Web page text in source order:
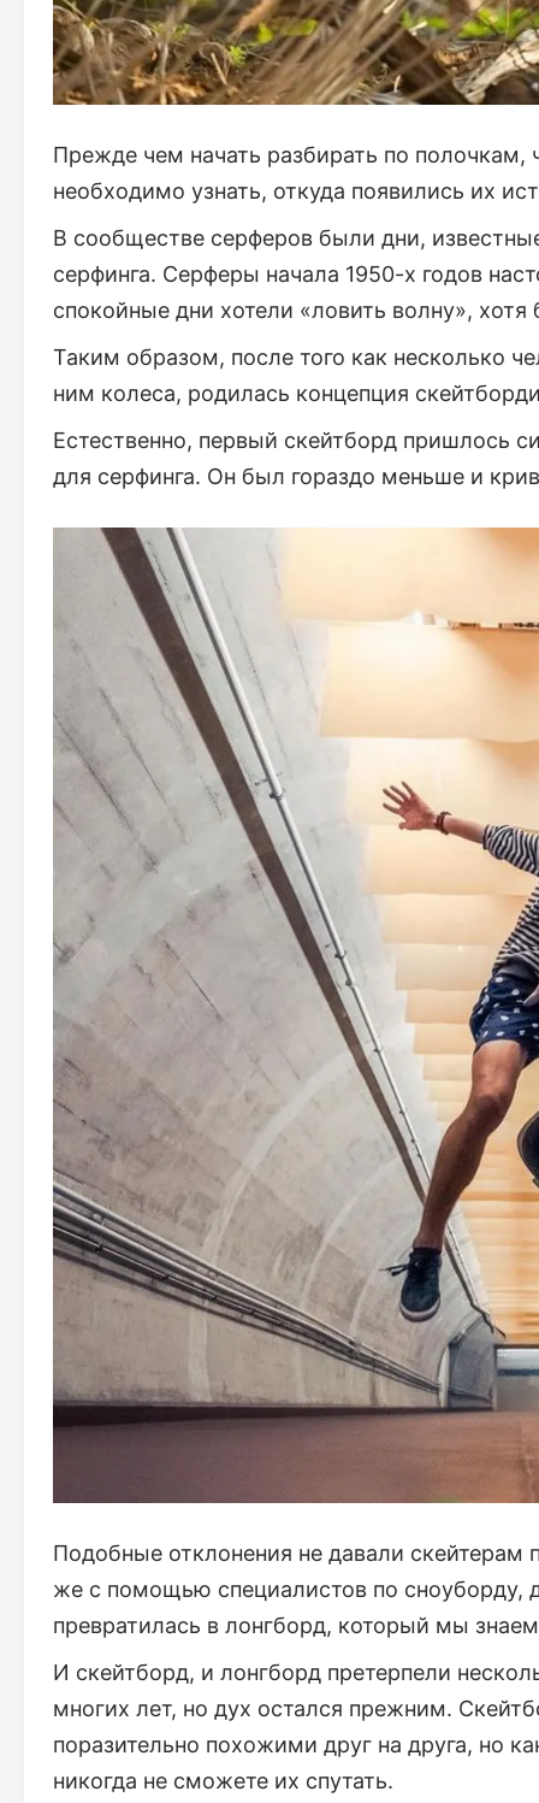
Прежде чем начать разбирать по полочкам,
необходимо узнать, откуда появились их
В сообществе серферов были дни,
серфинга. Серферы начала 1950-х годов
спокойные дни хотели «ловить волну»,
Таким образом, после того как несколько
ним колеса, родилась концепция
Естественно, первый скейтборд пришлось
для серфинга. Он был гораздо меньше и
Подобные отклонения не давали скейтерам
же с помощью специалистов по сноуборду,
превратилась в лонгборд, который мы
И скейтборд, и лонгборд претерпели
многих лет, но дух остался прежним.
поразительно похожими друг на друга, но
никогда не сможете их спутать.